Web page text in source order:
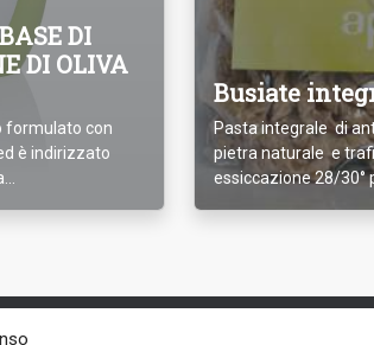
DI
DI OLIVA
formulato con
è indirizzato
Busiate
Pasta integrale di
pietra naturale e
essiccazione 28/30°